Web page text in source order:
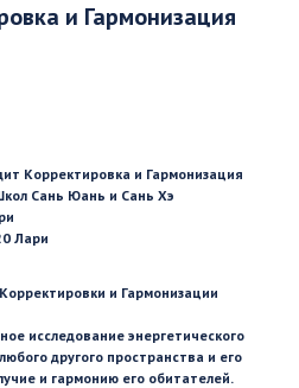
и Гармонизация
Корректировка и Гармонизация
Сань Юань и Сань Хэ
Лари
и Гармонизации
исследование энергетического
другого пространства и его
и гармонию его обитателей.